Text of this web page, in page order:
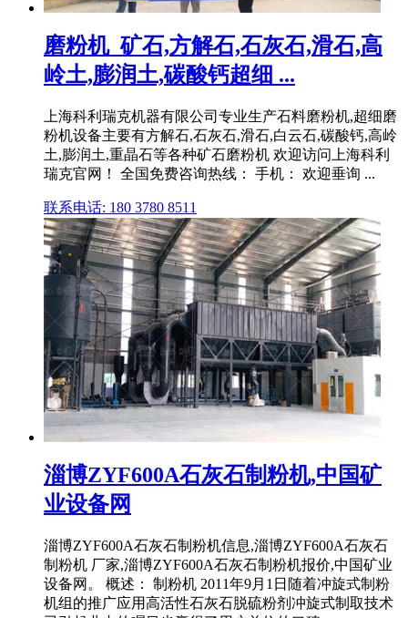
磨粉机_矿石,方解石,石灰石,滑石,高
岭土,膨润土,碳酸钙超细 ...
上海科利瑞克机器有限公司专业生产石料磨粉机,超细磨
粉机设备主要有方解石,石灰石,滑石,白云石,碳酸钙,高岭
土,膨润土,重晶石等各种矿石磨粉机 欢迎访问上海科利
瑞克官网！ 全国免费咨询热线： 手机： 欢迎垂询 ...
联系电话: 180 3780 8511
淄博ZYF600A石灰石制粉机,中国矿
业设备网
淄博ZYF600A石灰石制粉机信息,淄博ZYF600A石灰石
制粉机 厂家,淄博ZYF600A石灰石制粉机报价,中国矿业
设备网。 概述： 制粉机 2011年9月1日随着冲旋式制粉
机组的推广应用高活性石灰石脱硫粉剂冲旋式制取技术